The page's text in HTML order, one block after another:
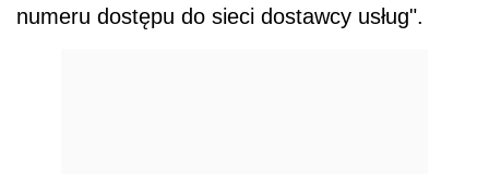
numeru dostępu do sieci dostawcy usług".